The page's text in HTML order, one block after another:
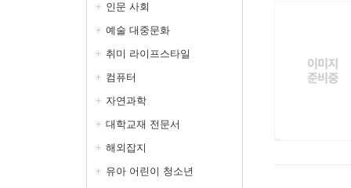
인문 사회
예술 대중문화
취미 라이프스타일
컴퓨터
자연과학
대학교재 전문서
해외잡지
유아 어린이 청소년